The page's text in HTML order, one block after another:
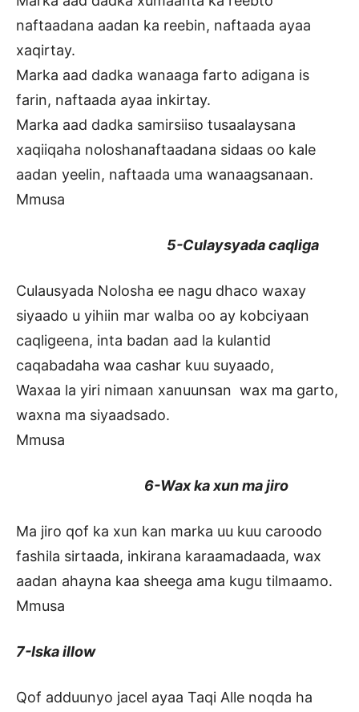
naftaadana aadan ka reebin, naftaada ayaa
xaqirtay.
Marka aad dadka wanaaga farto adigana is
farin, naftaada ayaa inkirtay.
Marka aad dadka samirsiiso tusaalaysana
xaqiiqaha noloshanaftaadana sidaas oo kale
aadan yeelin, naftaada uma wanaagsanaan.
Mmusa
5-Culaysyada caqliga
Culausyada Nolosha ee nagu dhaco waxay
siyaado u yihiin mar walba oo ay kobciyaan
caqligeena, inta badan aad la kulantid
caqabadaha waa cashar kuu suyaado,
Waxaa la yiri nimaan xanuunsan wax ma garto,
waxna ma siyaadsado.
Mmusa
6-Wax ka xun ma jiro
Ma jiro qof ka xun kan marka uu kuu caroodo
fashila sirtaada, inkirana karaamadaada, wax
aadan ahayna kaa sheega ama kugu tilmaamo.
Mmusa
7-Iska illow
Qof adduunyo jacel ayaa Taqi Alle noqda ha